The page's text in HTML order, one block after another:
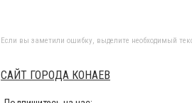
Если вы заметили ошибку, выделите необходимый
САЙТ ГОРОДА КОНАЕВ